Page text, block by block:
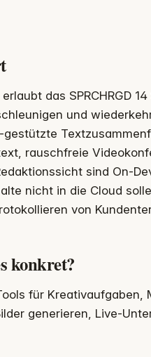
das SPRCHRGD
und
rauschfreie
sind On-
nicht in die Cloud
von
konkret?
für Kreativaufgaben,
generieren, Live-